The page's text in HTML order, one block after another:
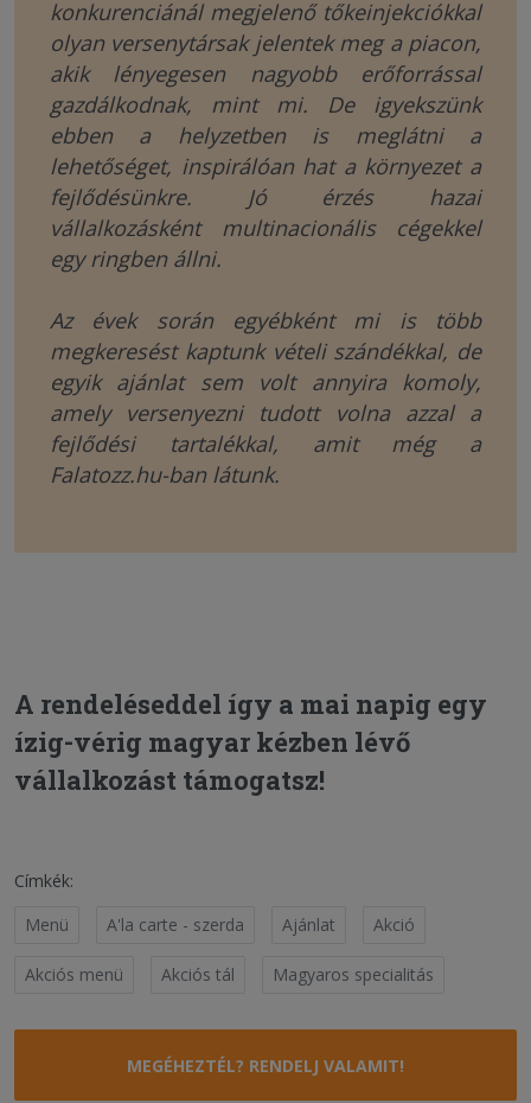
konkurenciánál megjelenő tőkeinjekciókkal
olyan versenytársak jelentek meg a piacon,
akik lényegesen nagyobb erőforrással
gazdálkodnak, mint mi. De igyekszünk
ebben a helyzetben is meglátni a
lehetőséget, inspirálóan hat a környezet a
fejlődésünkre. Jó érzés hazai
vállalkozásként multinacionális cégekkel
egy ringben állni.
Az évek során egyébként mi is több
megkeresést kaptunk vételi szándékkal, de
egyik ajánlat sem volt annyira komoly,
amely versenyezni tudott volna azzal a
fejlődési tartalékkal, amit még a
Falatozz.hu-ban látunk.
A rendeléseddel így a mai napig egy
ízig-vérig magyar kézben lévő
vállalkozást támogatsz!
Címkék:
Menü
A'la carte - szerda Ajánlat Akció
Akciós menü Akciós tál Magyaros specialitás
MEGÉHEZTÉL? RENDELJ VALAMIT!